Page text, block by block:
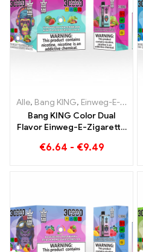
Alle, Bang KING, Einweg-E-Zigaretten Litauen
Bang KING Color Dual
Flavor Einweg-E-Zigarette
Geschmack mit
€6.64 - €9.49